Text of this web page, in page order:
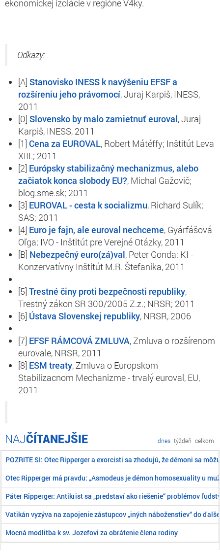
ekonomickej izolácie v regióne V4ky.
Odkazy:
[A] Stanovisko INESS k navýšeniu EFSF a
rozšíreniu jeho právomocí,Juraj Karpiš, INESS,
2011
[0] Slovensko by malo zamietnuť euroval,Juraj
Karpiš, INESS, 2011
[1] Cena za EUROVAL, Robert Mátéffy; Inštitút Leva
XIII.; 2011
[2] Európsky stabilizačný mechanizmus, alebo
začiatok konca slobody EU?, Michal Gažovič;
blog.sme.sk; 2011
[3] EUROVAL - cesta k socializmu, Richard Sulík;
SAS; 2011
[4] Euro je fajn, ale euroval nechceme, Gyárfášová
Oľga; IVO - Inštitút pre Verejné Otázky, 2011
[B] Nebezpečný euro(zá)val, Peter Gonda; KI -
Konzervatívny Inštitút M.R. Štefanika, 2011
[5] Trestné činy proti bezpečnosti republiky,
Trestný zákon SR 300/2005 Z.z.; NRSR; 2011
[6] Ústava Slovenskej republiky, NRSR, 2006
[7] EFSF RÁMCOVÁ ZMLUVA,Zmluva o rozšírenom
eurovale, NRSR, 2011
[8] ESM treaty,Zmluva o Europskom
Stabilizacnom Mechanizme - trvalý euroval, EU,
2011
ČÍTANEJŠIE dnes týždeň celkom
POZRITE SI: Otec Ripperger a exorcisti sa zhodujú, že démoni sa
Otec Ripperger má pravdu: „Asmodeus je démon homosexuality u
Páter Ripperger: Antikrist sa „predstaví ako riešenie“ problémov
Vatikán vyzýva na zapojenie zástupcov „iných náboženstiev“ do
Mocná modlitba k sv. Jozefovi za obrátenie člena rodiny